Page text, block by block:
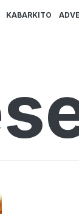
KABARKITO